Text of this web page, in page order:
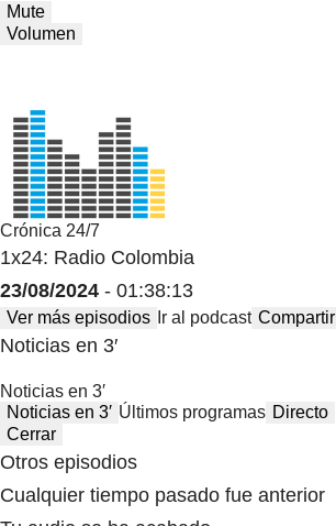
Mute
Volumen
Crónica 24/7
1x24: Radio Colombia
23/08/2024 - 01:38:13
Ver más episodios Ir al podcast Compartir
Noticias en 3′
Noticias en 3′
Noticias en 3′ Últimos programas Directo
Cerrar
Otros episodios
Cualquier tiempo pasado fue anterior